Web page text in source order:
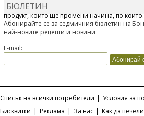
Отскоро Лесафр България стартира
продукт, който ще промени начина, по
БЮЛЕТИН
Абонирайте се за седмичния бюлетин на
най-новите рецепти и новини
E-mail:
Списък на всички потребители | Условия за
Бисквитки | Реклама | За нас | Как да